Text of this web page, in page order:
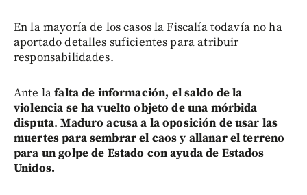
En la mayoría de los casos la Fiscalía todavía no ha
aportado detalles suficientes para atribuir
responsabilidades.
Ante lafalta de información, el saldo de la
violencia se ha vuelto objeto de una mórbida
disputa. Maduro acusa a la oposición de usar las
muertes para sembrar el caos y allanar el terreno
para un golpe de Estado con ayuda de Estados
Unidos.